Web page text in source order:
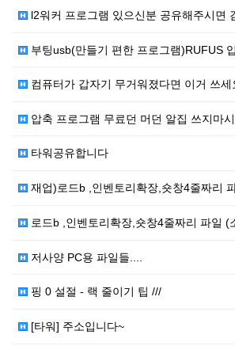
l2워커 프로그램 있으신분 공유해주시면
부팅usb(만들기 편한 프로그램)RUFUS
컴퓨터가 갑자기 무거워졌다면 이거 쓰세요(구
압축 프로그램 무료던 머던 알집 쓰지마시고
타워공유합니다
재업)로드b ,인벤토리확장,숏창4줄짜리
로드b ,인벤토리확장,숏창4줄짜리 파일 (소미
저사양 PC용 파일들....
핑 0 설절 - 랙 줄이기 팁 ///
[타워] 주소입니다~